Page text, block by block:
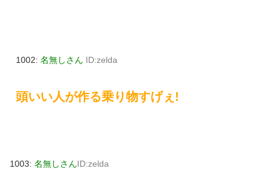
1002: 名無しさん ID:zelda
頭いい人が作る乗り物すげぇ!
1003: 名無しさんID:zelda